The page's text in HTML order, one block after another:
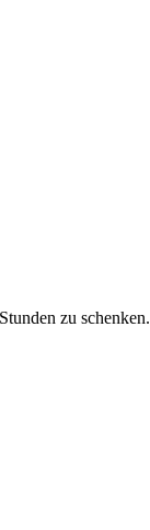
zu schenken.